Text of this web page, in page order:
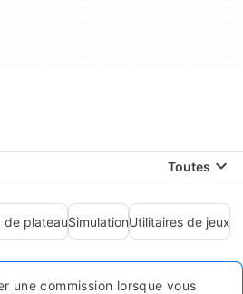
Toutes
de plateauSimulationUtilitaires de jeux
une commission lorsque vous